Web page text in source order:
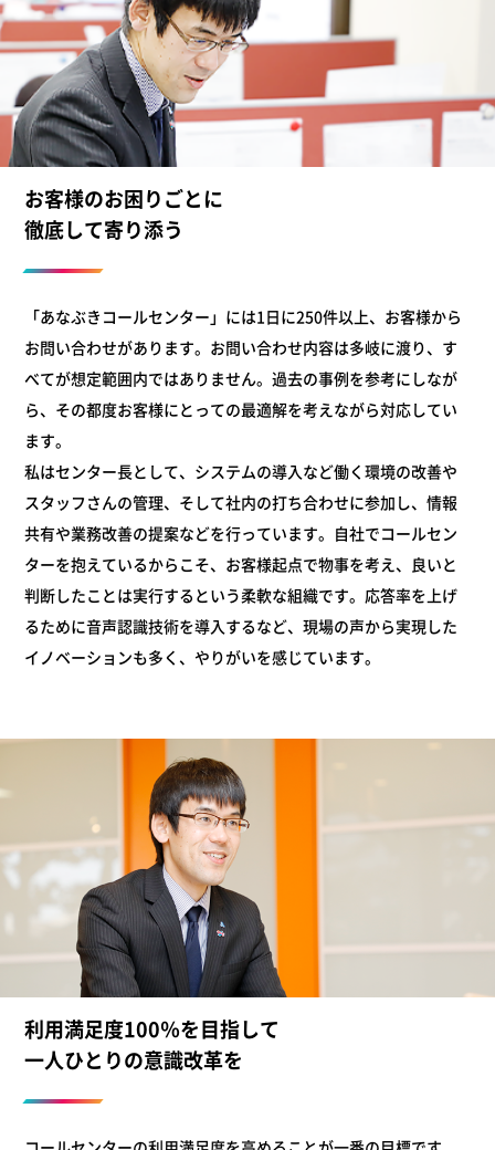
お客様のお困りごとに
徹底して寄り添う
「あなぶきコールセンター」には1日に250件以上、お客様から
お問い合わせがあります。お問い合わせ内容は多岐に渡り、す
べてが想定範囲内ではありません。過去の事例を参考にしなが
ら、その都度お客様にとっての最適解を考えながら対応してい
ます。
私はセンター長として、システムの導入など働く環境の改善や
スタッフさんの管理、そして社内の打ち合わせに参加し、情報
共有や業務改善の提案などを行っています。自社でコールセン
ターを抱えているからこそ、お客様起点で物事を考え、良いと
判断したことは実行するという柔軟な組織です。 応答率を上げ
るために音声認識技術を導入するなど、現場の声から実現した
イノベーションも多く、やりがいを感じています。
利用満足度100％を目指して
一人ひとりの意識改革を